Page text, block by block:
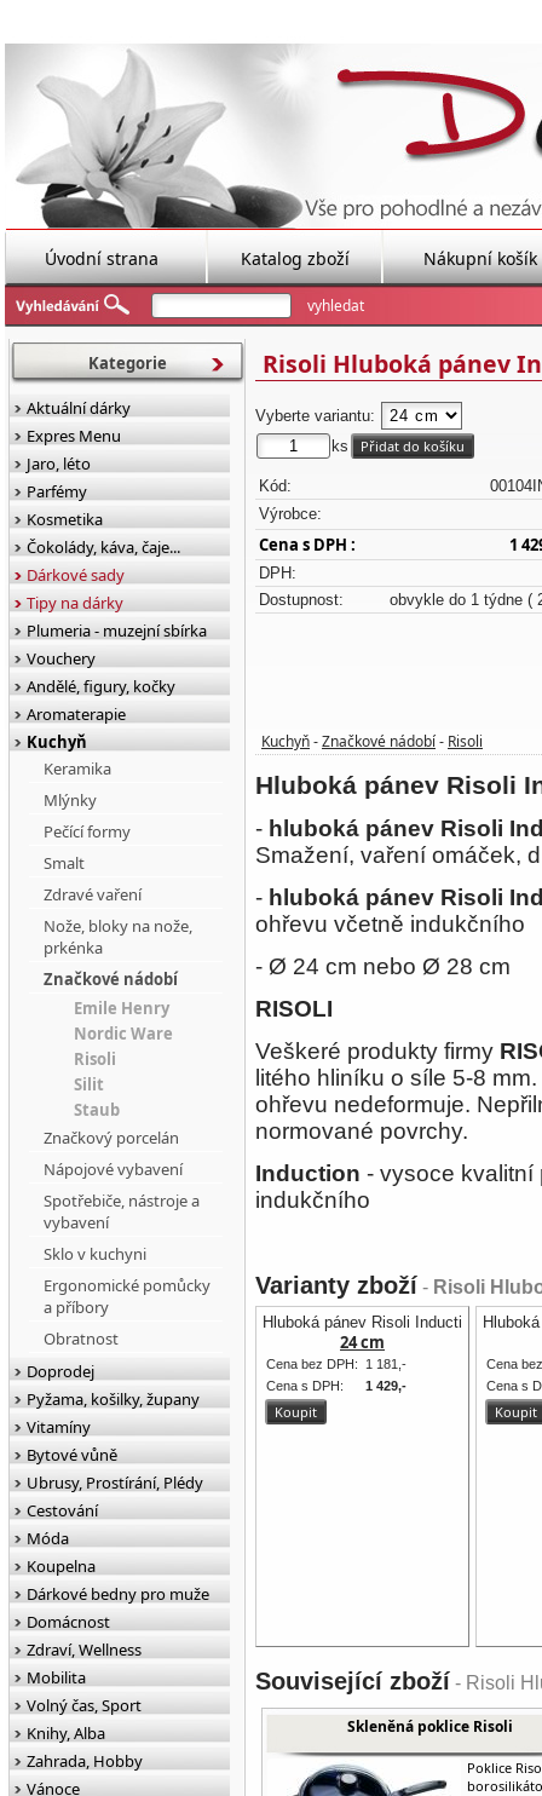
Úvodní strana Katalog zboží Nákupní košík
Risoli Hluboká pánev
Vyberte variantu:
ks
Kód:
Výrobce:
Cena s DPH : 1
DPH:
Dostupnost:
obvykle do 1 týdne (
Kuchyň - Značkové nádobí - Risoli
Hluboká pánev Risoli
- hluboká pánev Risoli
Smažení, vaření omáček,
- hluboká pánev Risoli
ohřevu včetně indukčního
- Ø 24 cm nebo Ø 28 cm
RISOLI
Veškeré produkty firmy
litého hliníku o síle 5-8 mm.
ohřevu nedeformuje.
normované povrchy.
Induction - vysoce kvalitní
indukčního
Varianty zboží - Risoli
Hluboká pánev Risoli Induction
24 cm
Cena bez DPH:
1 181,-
Cena s DPH:
1 429,-
Cena
Cena s
Související zboží - Risoli
Skleněná poklice Risoli
Poklice
Kategorie
Aktuální dárky
Expres Menu
Jaro, léto
Parfémy
Kosmetika
Čokolády, káva, čaje...
Dárkové sady
Tipy na dárky
Plumeria - muzejní sbírka
Vouchery
Andělé, figury, kočky
Aromaterapie
Kuchyň
Keramika
Mlýnky
Pečící formy
Smalt
Zdravé vaření
Nože, bloky na nože,
prkénka
Značkové nádobí
Emile Henry
Nordic Ware
Risoli
Silit
Staub
Značkový porcelán
Nápojové vybavení
Spotřebiče, nástroje a
vybavení
Sklo v kuchyni
Ergonomické pomůcky
a příbory
Obratnost
Doprodej
Pyžama, košilky, župany
Vitamíny
Bytové vůně
Ubrusy, Prostírání, Plédy
Cestování
Móda
Koupelna
Dárkové bedny pro muže
Domácnost
Zdraví, Wellness
Mobilita
Volný čas, Sport
Knihy, Alba
Zahrada, Hobby
Vánoce